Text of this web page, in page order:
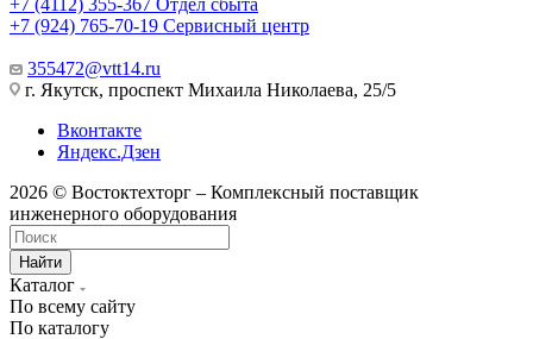
+7 (924) 765-70-19 Сервисный центр
355472@vtt14.ru
г. Якутск, проспект Михаила Николаева, 25/5
Вконтакте
Яндекс.Дзен
2026 © Востоктехторг – Комплексный поставщик
инженерного оборудования
Найти
Каталог
По всему сайту
По каталогу